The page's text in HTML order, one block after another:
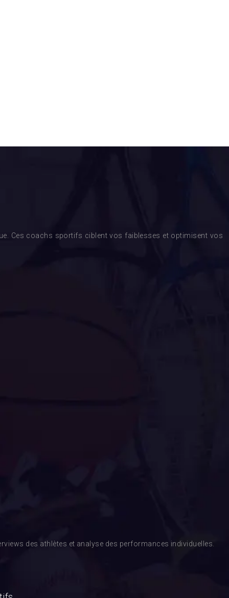
Ces coachs sportifs ciblent vos faiblesses et optimisent vos
des athlètes et analyse des performances individuelles.